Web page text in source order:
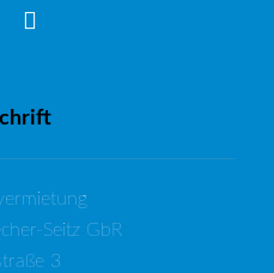
Seitz GbR
3